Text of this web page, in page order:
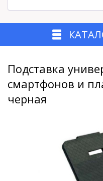
Подставка
смартфонов и
черная